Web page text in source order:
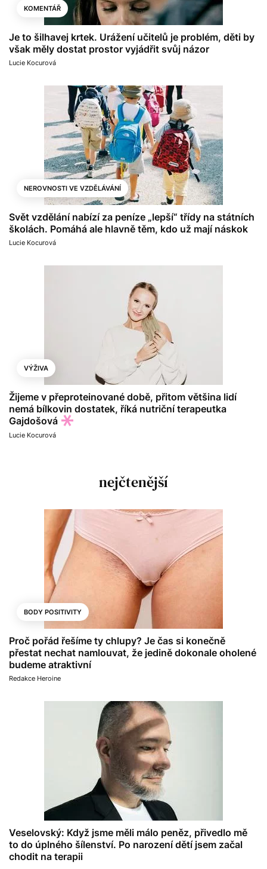
KOMENTÁŘ
Je to šilhavej krtek. Urážení učitelů je problém, děti by
však měly dostat prostor vyjádřit svůj názor
Lucie Kocurová
NEROVNOSTI VE VZDĚLÁVÁNÍ
Svět vzdělání nabízí za peníze „lepší“ třídy na státních
školách. Pomáhá ale hlavně těm, kdo už mají náskok
Lucie Kocurová
VÝŽIVA
Žijeme v přeproteinované době, přitom většina lidí
nemá bílkovin dostatek, říká nutriční terapeutka
Gajdošová
Lucie Kocurová
nejčtenější
BODY POSITIVITY
Proč pořád řešíme ty chlupy? Je čas si konečně
přestat nechat namlouvat, že jedině dokonale oholené
budeme atraktivní
Redakce Heroine
Veselovský: Když jsme měli málo peněz, přivedlo mě
to do úplného šílenství. Po narození dětí jsem začal
chodit na terapii